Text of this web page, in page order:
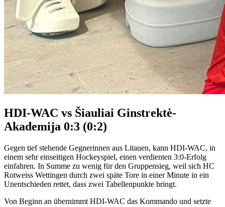
HDI-WAC vs Šiauliai Ginstrektė-
Akademija 0:3 (0:2)
Gegen tief stehende Gegnerinnen aus Litauen, kann HDI-WAC, in
einem sehr einseitigen Hockeyspiel, einen verdienten 3:0-Erfolg
einfahren. In Summe zu wenig für den Gruppensieg, weil sich HC
Rotweiss Wettingen durch zwei späte Tore in einer Minute in ein
Unentschieden rettet, dass zwei Tabellenpunkte bringt.
Von Beginn an übernimmt HDI-WAC das Kommando und setzte